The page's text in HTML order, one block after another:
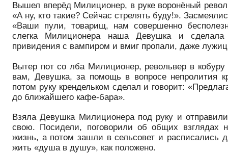
Вышел вперёд Милиционер, в руке воронёный
«А ну, кто такие? Сейчас стрелять буду!».
«Ваши пули, товарищ, нам совершенно
слегка Милиционера наша Девушка и
привидения с вампиром и вмиг пропали, даже
Вытер пот со лба Милиционер, револьвер в кобуру
вам, Девушка, за помощь в вопросе непролития
потом руку крендельком сделал и говорит:
до ближайшего кафе-бара».
Взяла Девушка Милиционера под руку и
свою. Посидели, поговорили об общих взглядах
жизнь, а потом зашли в сельсовет и расписались
жить «душа в душу», как положено.